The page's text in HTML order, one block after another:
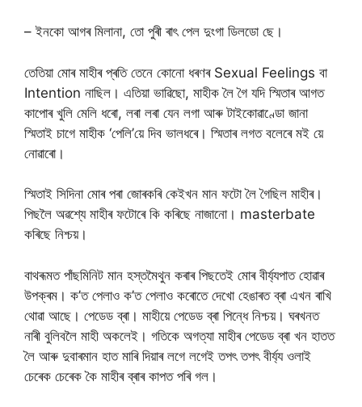
– ইনকো আগৰ মিলানা, তো পুৰী ৰাৎ পেল দুংগা ডিলডো ছে।
তেতিয়া মোৰ মাহীৰ প্ৰতি তেনে কোনো ধৰণৰ Sexual Feelings বা
Intention নাছিল। এতিয়া ভাৱিছো, মাহীক লৈ গৈ যদি স্মিতাৰ আগত
কাপোৰ খুলি মেলি ধৰো, লৰা লৰা যেন লগা আৰু টাইকোৱাণ্ডো জানা
স্মিতাই চাগে মাহীক ‘পেলি’য়ে দিব ভালধৰে। স্মিতাৰ লগত বলেৰে মই য়ে
নোৱাৰো।
স্মিতাই সিদিনা মোৰ পৰা জোৰকৰি কেইখন মান ফটো লৈ গৈছিল মাহীৰ।
পিছলৈ অৱশ্যে মাহীৰ ফটোৰে কি কৰিছে নাজানো। masterbate
কৰিছে নিশ্চয়।
বাথৰূমত পাঁছমিনিট মান হস্তমৈথুন কৰাৰ পিছতেই মোৰ বীৰ্য্যপাত হোৱাৰ
উপক্ৰম। ক’ত পেলাও ক’ত পেলাও কৰোতে দেখো হেঙাৰত ব্ৰা এখন ৰাখি
থোৱা আছে। পেডেড ব্ৰা। মাহীয়ে পেডেড ব্ৰা পিন্ধে নিশ্চয়। ঘৰখনত
নাৰী বুলিবলৈ মাহী অকলেই। গতিকে অগত্যা মাহীৰ পেডেড ব্ৰা খন হাতত
লৈ আৰু দুবাৰমান হাত মাৰি দিয়াৰ লগে লগেই তপৎ তপৎ বীৰ্য্য ওলাই
চেৰেক চেৰেক কৈ মাহীৰ ব্ৰাৰ কাপত পৰি গল।